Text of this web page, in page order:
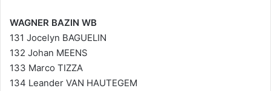
WAGNER BAZIN WB
131 Jocelyn BAGUELIN
132 Johan MEENS
133 Marco TIZZA
134 Leander VAN HAUTEGEM